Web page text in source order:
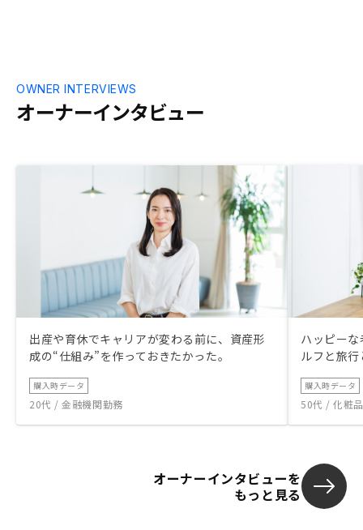
オーナーインタビュー
OWNER INTERVIEWS
出産や育休でキャリアが変わる前に、資産形
成の“仕組み”を作っておきたかった。
購入時データ
20代 / 金融機関勤務
ハッピー
ルフと旅
購入時データ
50代 / 化粧
オーナーインタビューを
もっと見る